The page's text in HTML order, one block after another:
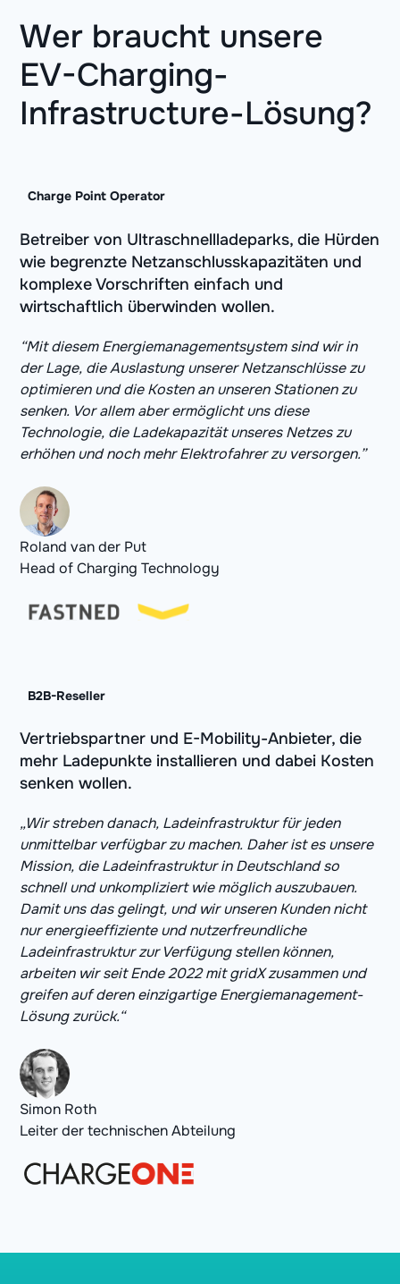
Wer braucht unsere
EV-Charging-
Infrastructure-Lösung?
Charge Point Operator
Betreiber von Ultraschnellladeparks, die Hürden
wie begrenzte Netzanschlusskapazitäten und
komplexe Vorschriften einfach und
wirtschaftlich überwinden wollen.
“Mit diesem Energiemanagementsystem sind wir in
der Lage, die Auslastung unserer Netzanschlüsse zu
optimieren und die Kosten an unseren Stationen zu
senken. Vor allem aber ermöglicht uns diese
Technologie, die Ladekapazität unseres Netzes zu
erhöhen und noch mehr Elektrofahrer zu versorgen.”
Roland van der Put
Head of Charging Technology
B2B-Reseller
Vertriebspartner und E-Mobility-Anbieter, die
mehr Ladepunkte installieren und dabei Kosten
senken wollen.
„Wir streben danach, Ladeinfrastruktur für jeden
unmittelbar verfügbar zu machen. Daher ist es unsere
Mission, die Ladeinfrastruktur in Deutschland so
schnell und unkompliziert wie möglich auszubauen.
Damit uns das gelingt, und wir unseren Kunden nicht
nur energieeffiziente und nutzerfreundliche
Ladeinfrastruktur zur Verfügung stellen können,
arbeiten wir seit Ende 2022 mit gridX zusammen und
greifen auf deren einzigartige Energiemanagement-
Lösung zurück.“
Simon Roth
Leiter der technischen Abteilung